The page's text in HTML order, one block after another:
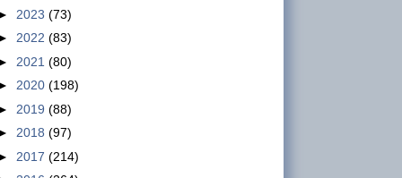
Inoni , Kepala Departemen Organisasi DPP
Regulasi yang mengatur tentang pe...
to intimidate them
15/nike-accused-of-using-military-to-
2023 (73)
2022 (83)
2021 (80)
2020 (198)
2019 (88)
2018 (97)
2017 (214)